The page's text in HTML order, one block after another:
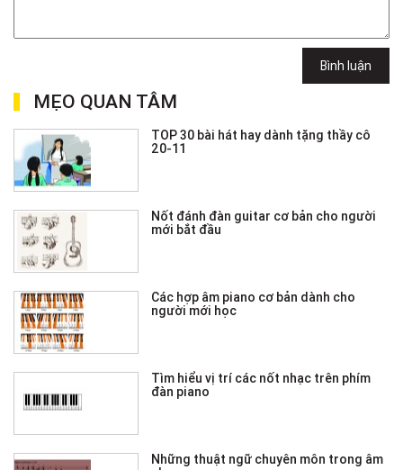
Bình luận
MẸO QUAN TÂM
TOP 30 bài hát hay dành tặng thầy cô
20-11
Nốt đánh đàn guitar cơ bản cho người
mới bắt đầu
Các hợp âm piano cơ bản dành cho
người mới học
Tìm hiểu vị trí các nốt nhạc trên phím
đàn piano
Những thuật ngữ chuyên môn trong âm